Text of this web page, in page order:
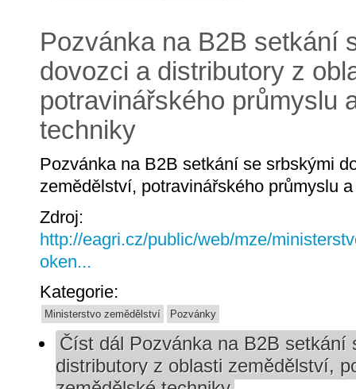
Pozvánka na B2B setkání
dovozci a distributory z
potravinářského průmyslu
techniky
Pozvánka na B2B setkání se srbskými
zemědělství, potravinářského průmyslu
Zdroj:
http://eagri.cz/public/web/mze/
oken...
Kategorie:
Ministerstvo zemědělství Pozvánky
Číst dál Pozvánka na B2B setkání
distributory z oblasti zemědělství,